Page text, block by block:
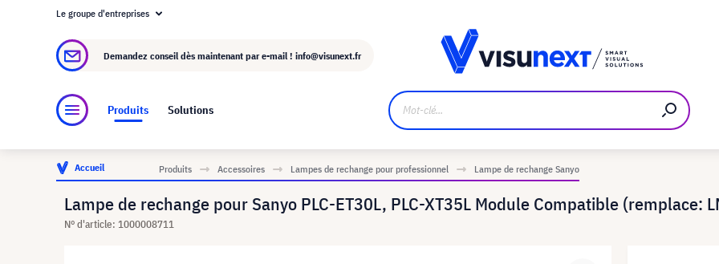
À propos de visunext.fr
Le groupe d'entreprises
Demandez conseil dès maintenant par e-mail ! info@visunext.fr
Produits Solutions
Accueil Produits Accessoires Lampes de rechange pour professionnel Lampe de rechange Sanyo
Lampe de rechange pour Sanyo PLC-ET30L, PLC-XT35L Module Compatible (remplace:
N° d'article: 1000008711